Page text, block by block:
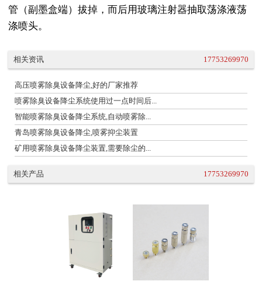
管（副墨盒端）拔掉，而后用玻璃注射器抽取荡涤液荡
涤喷头。
相关资讯 17753269970
高压喷雾除臭设备降尘,好的厂家推荐
喷雾除臭设备降尘系统使用过一点时间后...
智能喷雾除臭设备降尘系统,自动喷雾除...
青岛喷雾除臭设备降尘,喷雾抑尘装置
矿用喷雾除臭设备降尘装置,需要除尘的...
相关产品 17753269970